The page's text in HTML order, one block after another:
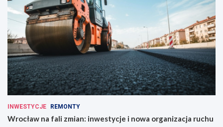
INWESTYCJE REMONTY
Wrocław na fali zmian: inwestycje i nowa organizacja ruchu